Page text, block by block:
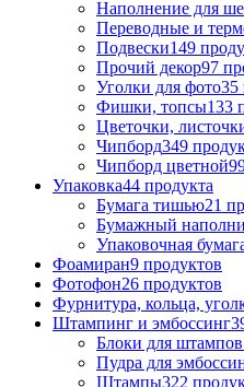
Наполнение для
Переводные и
Подвески149
Прочий декор97
Уголки для фото35
Фишки, топсы133
Цветочки,
Чипборд349
Чипборд цветной
Упаковка44 продукта
Бумага тишью21
Бумажный
Упаковочная
Фоамиран9 продуктов
Фотофон26 продуктов
Фурнитура, кольца,
Штампинг и эмбоссинг
Блоки для штампов
Пудра для
Штампы322